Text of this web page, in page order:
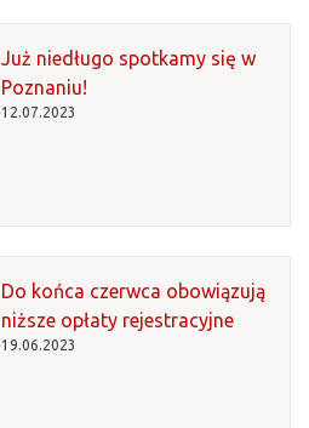
Już niedługo spotkamy się w
Poznaniu!
12.07.2023
Do końca czerwca obowiązują
niższe opłaty rejestracyjne
19.06.2023